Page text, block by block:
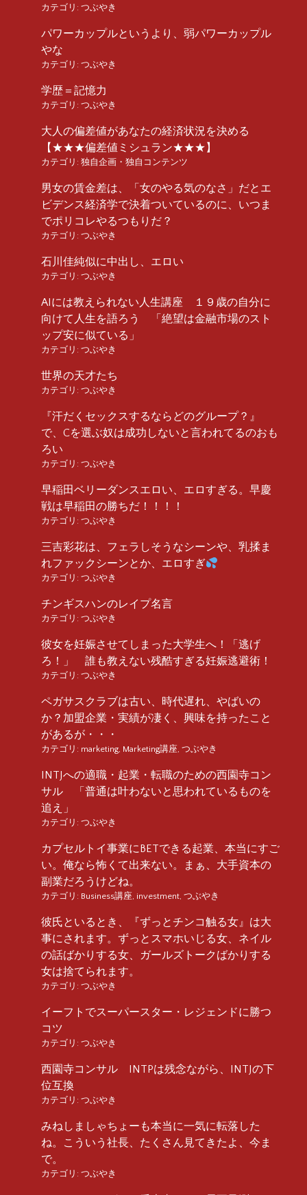
カテゴリ: つぶやき
パワーカップルというより、弱パワーカップル
やな
カテゴリ: つぶやき
学歴＝記憶力
カテゴリ: つぶやき
大人の偏差値があなたの経済状況を決める
【★★★偏差値ミシュラン★★★】
カテゴリ: 独自企画・独自コンテンツ
男女の賃金差は、「女のやる気のなさ」だとエ
ビデンス経済学で決着ついているのに、いつま
でポリコレやるつもりだ？
カテゴリ: つぶやき
石川佳純似に中出し、エロい
カテゴリ: つぶやき
AIには教えられない人生講座 １９歳の自分に
向けて人生を語ろう 「絶望は金融市場のスト
ップ安に似ている」
カテゴリ: つぶやき
世界の天才たち
カテゴリ: つぶやき
『汗だくセックスするならどのグループ？』
で、Cを選ぶ奴は成功しないと言われてるのおも
ろい
カテゴリ: つぶやき
早稲田ベリーダンスエロい、エロすぎる。早慶
戦は早稲田の勝ちだ！！！！
カテゴリ: つぶやき
三吉彩花は、フェラしそうなシーンや、乳揉ま
れファックシーンとか、エロすぎ
カテゴリ: つぶやき
チンギスハンのレイプ名言
カテゴリ: つぶやき
彼女を妊娠させてしまった大学生へ！「逃げ
ろ！」 誰も教えない残酷すぎる妊娠逃避術！
カテゴリ: つぶやき
ペガサスクラブは古い、時代遅れ、やばいの
か？加盟企業・実績が凄く、興味を持ったこと
があるが・・・
カテゴリ: marketing, Marketing講座, つぶやき
INTJへの適職・起業・転職のための西園寺コン
サル 「普通は叶わないと思われているものを
追え」
カテゴリ: つぶやき
カプセルトイ事業にBETできる起業、本当にすご
い。俺なら怖くて出来ない。まぁ、大手資本の
副業だろうけどね。
カテゴリ: Business講座, investment, つぶやき
彼氏といるとき、『ずっとチンコ触る女』は大
事にされます。ずっとスマホいじる女、ネイル
の話ばかりする女、ガールズトークばかりする
女は捨てられます。
カテゴリ: つぶやき
イーフトでスーパースター・レジェンドに勝つ
コツ
カテゴリ: つぶやき
西園寺コンサル INTPは残念ながら、INTJの下
位互換
カテゴリ: つぶやき
みねしましゃちょーも本当に一気に転落した
ね。こういう社長、たくさん見てきたよ、今ま
で。
カテゴリ: つぶやき